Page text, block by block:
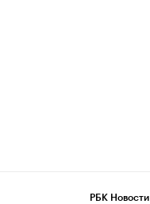
РБК Новости